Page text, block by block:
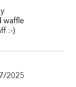
waffle
:-)
2025